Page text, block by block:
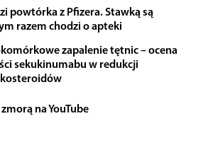
powtórka z Pfizera. Stawką są
razem chodzi o apteki
zapalenie tętnic – ocena
sekukinumabu w redukcji
na YouTube